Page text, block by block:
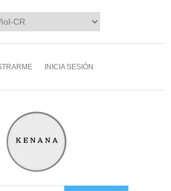
INICIA SESIÓN